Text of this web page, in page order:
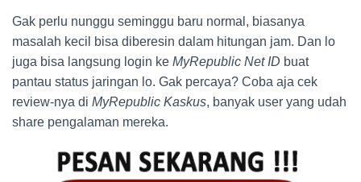
Gak perlu nunggu seminggu baru normal, biasanya
masalah kecil bisa diberesin dalam hitungan jam. Dan lo
juga bisa langsung login ke MyRepublic Net ID buat
pantau status jaringan lo. Gak percaya? Coba aja cek
review-nya di MyRepublic Kaskus, banyak user yang udah
share pengalaman mereka.